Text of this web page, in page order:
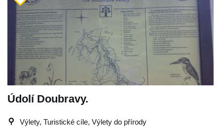
Údolí Doubravy.
Výlety, Turistické cíle, Výlety do přírody